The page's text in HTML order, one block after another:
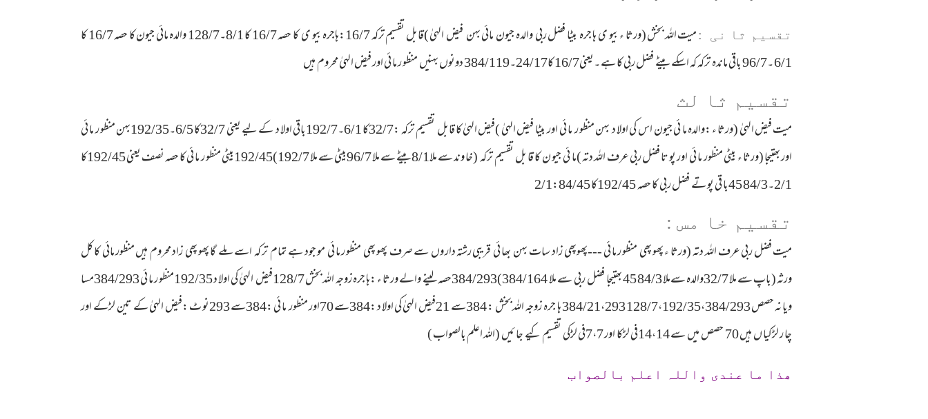
تقسیم ثا نی :
میت اللہ بخش (ورثا ء بیو ی ہا جرہ بیٹا فضل ربی والدہ جیون مائی بہن فیض الہیٰ )قابل تقسیم ترکہ 16/7:ہاجرہ بیو ی کا حصہ 16/7 کا 8/1۔128/7 والدہ مائی جیون کا حصہ 16/7 کا
6/1 ۔96/7 باقی ماندہ ترکہ کہ اسکے بیٹے فضل ربی کا ہے ۔یعنی16/7 کا24/17۔384/119 دونوں بہنیں منظو ر ما ئی اور فیض الہیٰ محروم ہیں
تقسیم ثا لث
میت فیض الہیٰ (ورثا ء :والدہ ما ئی جیون اس کی اولا د بہن منظو ر ما ئی اور بیٹا فیض الہیٰ )فیض الہیٰ کا قابل تقسیم ترکہ :32/7کا 6/1۔192/7باقی اولا د کے لیے یعنی 32/7کا 6/5۔192/35بہن منظو ر ما ئی
اور بھتیجا (ورثا ء بیٹی منظور ما ئی اور پو تا فضل ربی عرف اللہ دتہ )ما ئی جیو ن کا قا بل تقسیم ترکہ (خا وند سے ملا8/1بیٹے سے ملا 96/7بیٹی سے ملا 192/7)192/45بیٹی منظو ر ما ئی کا حصہ نصف یعنی 192/45کا
2/1۔84/3 45با قی پو تے فضل ربی کا حصہ 192/45کا 2/1:84/45
تقسیم خا مس :
میت فضل ربی عرف اللہ دتہ (ورثا ء پھو پھی منظو ر ما ئی ---پھوپھی زاد سات بہن بھا ئی قریبی رشتہ دار وں سے صرف پھو پھی منظو ر ما ئی مو جود ہے تمام تر کہ اسے ملے گا پھو پھی زاد محروم ہیں منظور مائی کا کل
ورثہ (باپ سے ملا 32/7والدہ سےملا 84/3 45 بھتیجا فضل ربی سے ملا 384/164)384/293حصہ لینے والے ورثا ء :ہا جرہ زوجہ اللہ بخش 128/7فیض الہیٰ کی اولا د 192/35منظو ر ما ئی 384/293مسا
ویا نہ حصص 128/7،192/35،384/293 384/21،293 ہا جرہ زوجہ اللہ بخش : 384سے 21فیض الہیٰ کی اولا د :384سے 70اور منظور ما ئی :384سے 293نو ٹ :فیض الہیٰ کے تین لڑکے اور
چا ر لڑکیا ں ہیں 70 حصص میں سے 14،14فی لڑکا اور 7،7فی لڑکی تقسیم کیے جا ئیں (اللہ اعلم بالصواب )
ھذا ما عندی واللہ اعلم بالصواب